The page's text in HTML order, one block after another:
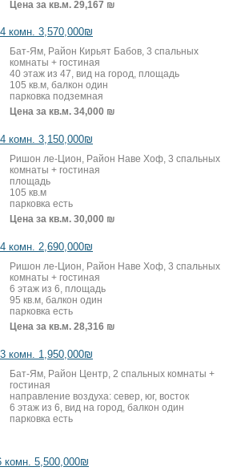
Цена за кв.м. 29,167 ₪
комн. 3,570,000₪
Бат-Ям, Район Кирьят Бабов, 3 спальных
комнаты + гостиная
40 этаж из 47, вид на город, площадь
105 кв.м, балкон один
парковка подземная
Цена за кв.м. 34,000 ₪
комн. 3,150,000₪
Ришон ле-Цион, Район Наве Хоф, 3 спальных
комнаты + гостиная
площадь
105 кв.м
парковка есть
Цена за кв.м. 30,000 ₪
комн. 2,690,000₪
Ришон ле-Цион, Район Наве Хоф, 3 спальных
комнаты + гостиная
6 этаж из 6, площадь
95 кв.м, балкон один
парковка есть
Цена за кв.м. 28,316 ₪
комн. 1,950,000₪
Бат-Ям, Район Центр, 2 спальных комнаты +
гостиная
направление воздуха: север, юг, восток
6 этаж из 6, вид на город, балкон один
парковка есть
комн. 5,500,000₪